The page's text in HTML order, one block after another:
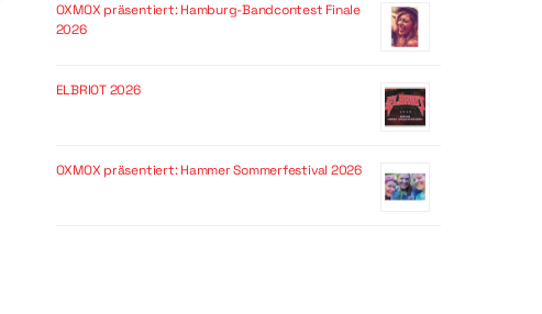
OXMOX präsentiert: Hamburg-Bandcontest Finale
2026
ELBRIOT 2026
OXMOX präsentiert: Hammer Sommerfestival 2026